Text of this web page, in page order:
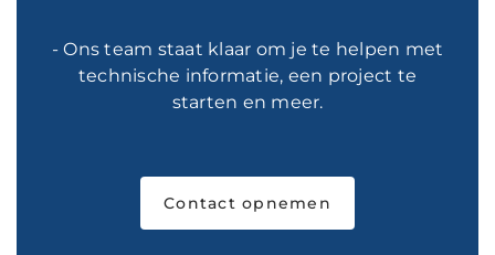
- Ons team staat klaar om je te helpen met
technische informatie, een project te
starten en meer.
Contact opnemen